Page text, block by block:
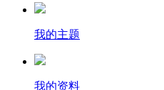
我的主题
我的资料